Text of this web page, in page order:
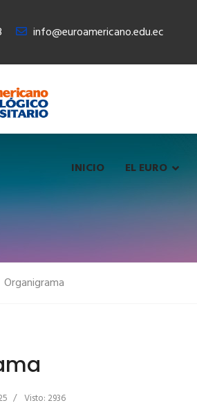
info@euroamericano.edu.ec
INICIO EL EURO
Organigrama
Visto: 2936